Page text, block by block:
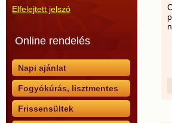
Elfelejtett jelszó
Online rendelés
Napi ajánlat
Fogyókúrás, lisztmentes
Frissensültek